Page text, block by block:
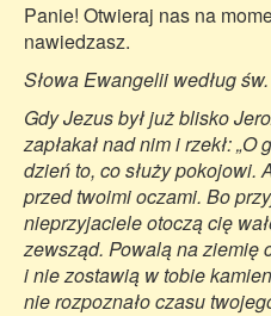
Panie! Otwieraj nas na
nawiedzasz.
Słowa Ewangelii według
Gdy Jezus był już blisko
zapłakał nad nim i rzekł:
dzień to, co służy pokojowi.
przed twoimi oczami. Bo
nieprzyjaciele otoczą cię
zewsząd. Powalą na ziemię
i nie zostawią w tobie
nie rozpoznało czasu